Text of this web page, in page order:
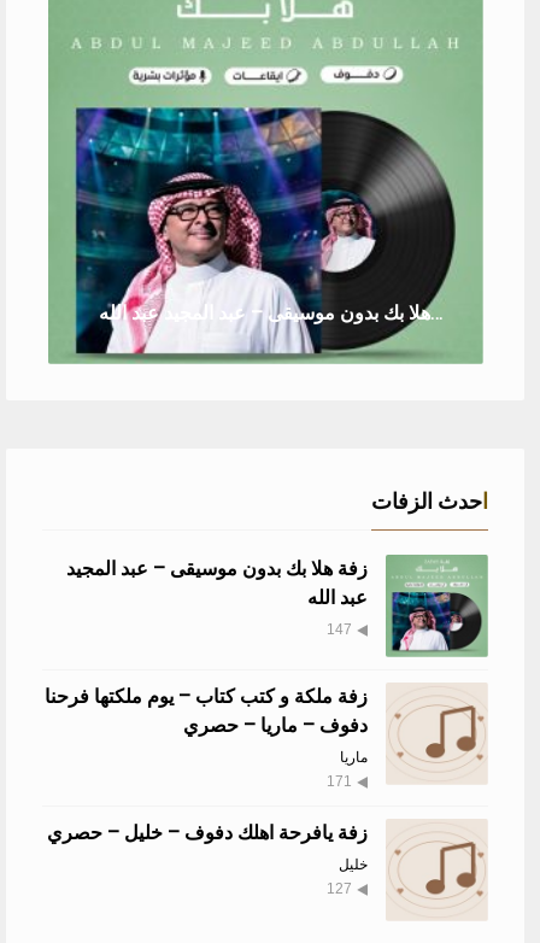
زفة هلا بك بدون موسيقى – عبد المجيد عبد الله
احدث الزفات
زفة هلا بك بدون موسيقى – عبد المجيد
عبد الله
147
زفة ملكة و كتب كتاب – يوم ملكتها فرحنا
دفوف – ماريا – حصري
ماريا
171
زفة يافرحة اهلك دفوف – خليل – حصري
خليل
127